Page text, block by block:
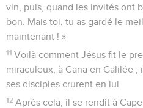
vin, puis, quand les invités ont
bon. Mais toi, tu as gardé le
maintenant ! »
11 Voilà comment Jésus fit le
miraculeux, à Cana en Galilée
ses disciples crurent en lui.
12 Après cela, il se rendit à